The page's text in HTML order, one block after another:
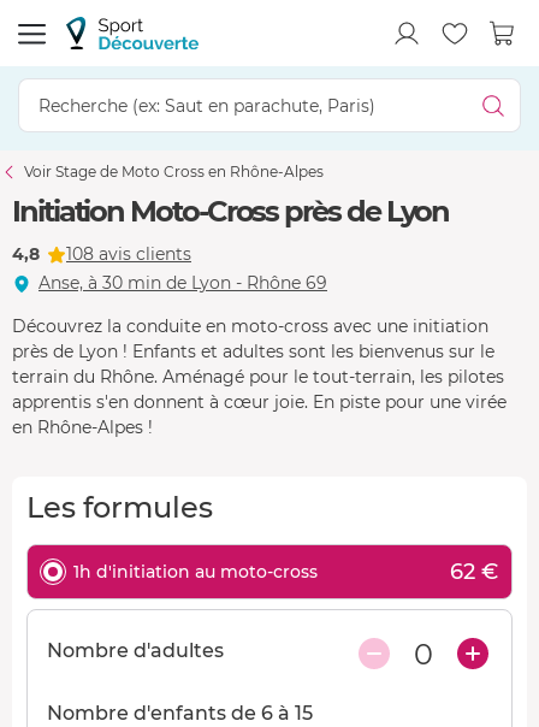
Voir Stage de Moto Cross en Rhône-Alpes
Initiation Moto-Cross près de Lyon
4,8
108 avis clients
Anse, à 30 min de Lyon - Rhône 69
Découvrez la conduite en moto-cross avec une initiation
près de Lyon ! Enfants et adultes sont les bienvenus sur le
terrain du Rhône. Aménagé pour le tout-terrain, les pilotes
apprentis s'en donnent à cœur joie. En piste pour une virée
en Rhône-Alpes !
Les formules
1h d'initiation au moto-cross 62 €
Nombre d'adultes 0
Nombre d'enfants de 6 à 15